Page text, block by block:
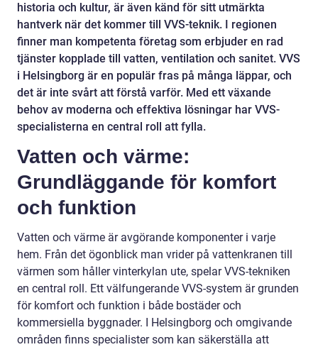
historia och kultur, är även känd för sitt utmärkta
hantverk när det kommer till VVS-teknik. I regionen
finner man kompetenta företag som erbjuder en rad
tjänster kopplade till vatten, ventilation och sanitet. VVS
i Helsingborg är en populär fras på många läppar, och
det är inte svårt att förstå varför. Med ett växande
behov av moderna och effektiva lösningar har VVS-
specialisterna en central roll att fylla.
Vatten och värme:
Grundläggande för komfort
och funktion
Vatten och värme är avgörande komponenter i varje
hem. Från det ögonblick man vrider på vattenkranen till
värmen som håller vinterkylan ute, spelar VVS-tekniken
en central roll. Ett välfungerande VVS-system är grunden
för komfort och funktion i både bostäder och
kommersiella byggnader. I Helsingborg och omgivande
områden finns specialister som kan säkerställa att